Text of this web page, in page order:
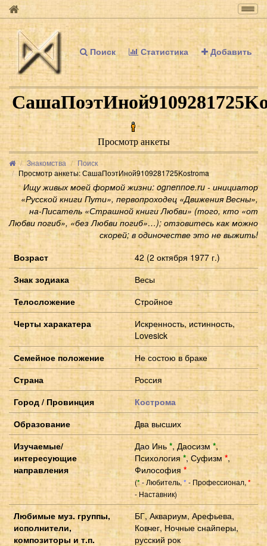
Поиск Статистика Добавить
Просмотр анкеты
Знакомства
Поиск
Просмотр анкеты: СашаПоэтИной9109281725Kostroma
Ищу живых моей формой жизни: ognennoe.ru - инициатор
«Русской книги Пути», первопроходец «Движения Весны»,
на-Писатель «Страшной книги Любви» (того, кто «от
Любви погиб», «без Любви погиб»…); отзовитесь как можно
скорей; в одиночестве это не выжить!
Возраст
42 (2 октября 1977 г.)
Знак зодиака
Весы
Телосложение
Стройное
Черты харакатера
Искренность, истинность,
Lovesick
Семейное положение
Не состою в браке
Страна
Россия
Город / Провинция
Кострома
Образование
Два высших
Изучаемые/
интересующие
направления
Дао Инь *, Даосизм *,
Психология*,Суфизм *,
Философия *
(*- Любитель,* - Профессионал, *
- Наставник)
Любимые муз. группы,
исполнители,
композиторы и т.п.
БГ, Аквариум, Арефьева,
Ковчег, Ночные снайперы,
русский рок